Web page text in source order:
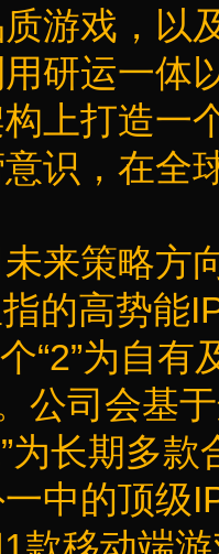
游戏，以
研运一体
上打造一
识，在全
来策略方
高势能IP
“2”为自有
公司会基
长期多款
中的顶级